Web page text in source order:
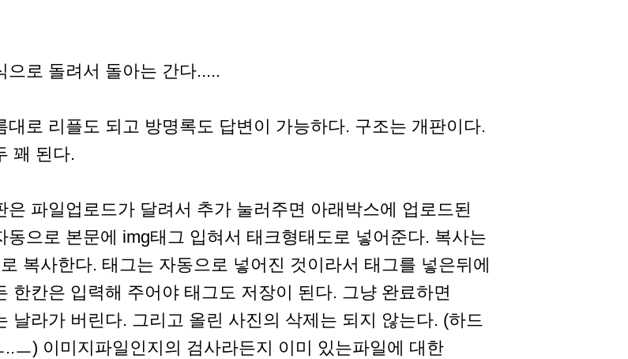
으로 돌려서 돌아는 간다.....
대로 리플도 되고 방명록도 답변이 가능하다. 구조는 개판이다.
꽤 된다.
은 파일업로드가 달려서 추가 눌러주면 아래박스에 업로드된
동으로 본문에 img태그 입혀서 태크형태도로 넣어준다. 복사는
복사한다. 태그는 자동으로 넣어진 것이라서 태그를 넣은뒤에
한칸은 입력해 주어야 태그도 저장이 된다. 그냥 완료하면
날라가 버린다. 그리고 올린 사진의 삭제는 되지 않는다. (하드
..ㅡ) 이미지파일인지의 검사라든지 이미 있는파일에 대한